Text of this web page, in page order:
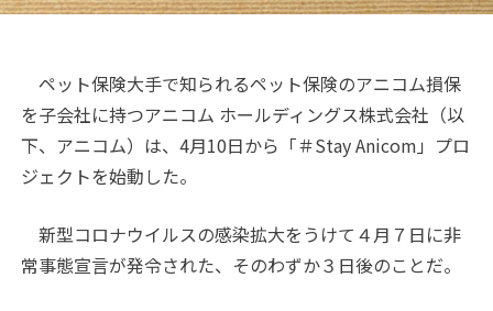
ペット保険大手で知られるペット保険のアニコム損保
を子会社に持つアニコム ホールディングス株式会社（以
下、アニコム）は、4月10日から「＃Stay Anicom」プロ
ジェクトを始動した。
新型コロナウイルスの感染拡大をうけて４月７日に非
常事態宣言が発令された、そのわずか３日後のことだ。